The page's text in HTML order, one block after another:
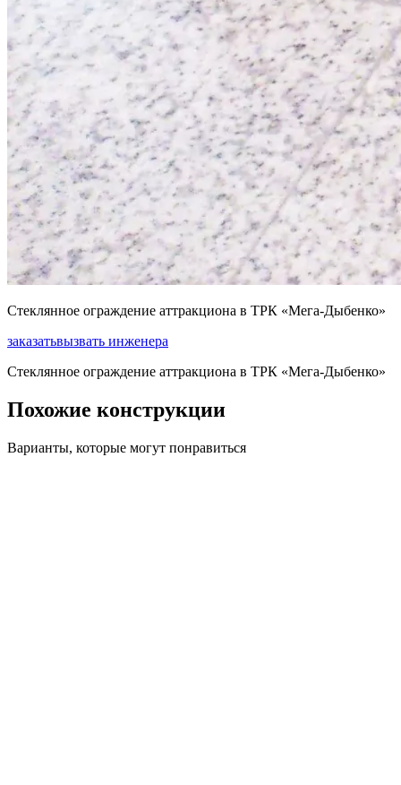
Стеклянное ограждение аттракциона в ТРК «Мега-Дыбенко»
заказатьвызвать инженера
Стеклянное ограждение аттракциона в ТРК «Мега-Дыбенко»
Похожие конструкции
Варианты, которые могут понравиться